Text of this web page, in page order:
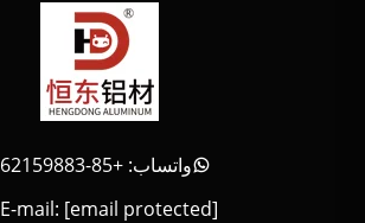
واتساب: +85-262159883
E-mail: [email protected]